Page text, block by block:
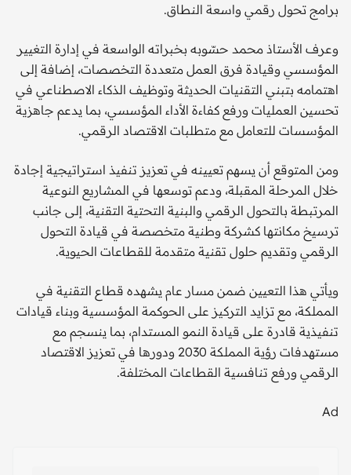
برامج تحول رقمي واسعة النطاق.
وعرف الأستاذ محمد حسّوبه بخبراته الواسعة في إدارة التغيير
المؤسسي وقيادة فرق العمل متعددة التخصصات، إضافة إلى
اهتمامه بتبني التقنيات الحديثة وتوظيف الذكاء الاصطناعي في
تحسين العمليات ورفع كفاءة الأداء المؤسسي، بما يدعم جاهزية
المؤسسات للتعامل مع متطلبات الاقتصاد الرقمي.
ومن المتوقع أن يسهم تعيينه في تعزيز تنفيذ استراتيجية إجادة
خلال المرحلة المقبلة، ودعم توسعها في المشاريع النوعية
المرتبطة بالتحول الرقمي والبنية التحتية التقنية، إلى جانب
ترسيخ مكانتها كشركة وطنية متخصصة في قيادة التحول
الرقمي وتقديم حلول تقنية متقدمة للقطاعات الحيوية.
ويأتي هذا التعيين ضمن مسار عام يشهده قطاع التقنية في
المملكة، مع تزايد التركيز على الحوكمة المؤسسية وبناء قيادات
تنفيذية قادرة على قيادة النمو المستدام، بما ينسجم مع
مستهدفات رؤية المملكة 2030 ودورها في تعزيز الاقتصاد
الرقمي ورفع تنافسية القطاعات المختلفة.
Ad